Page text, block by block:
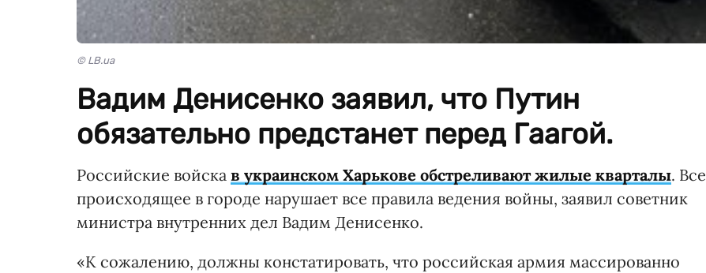
© LB.ua
Вадим Денисенко заявил, что Путин
обязательно предстанет перед Гаагой.
Российские войска в украинском Харькове обстреливают жилые кварталы. Все
происходящее в городе нарушает все правила ведения войны, заявил советник
министра внутренних дел Вадим Денисенко.
«К сожалению, должны констатировать, что российская армия массированно